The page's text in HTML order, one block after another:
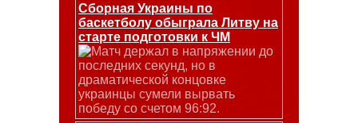
Сборная Украины по
баскетболу обыграла Литву на
старте подготовки к ЧМ
Матч держал в напряжении до
последних секунд, но в
драматической концовке
украинцы сумели вырвать
победу со счетом 96:92.